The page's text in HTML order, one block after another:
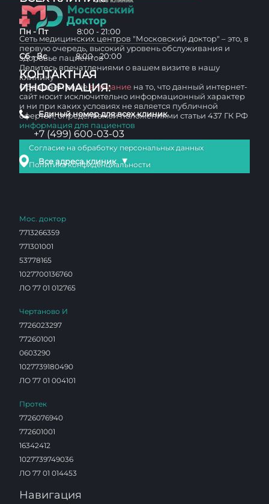
Пн - Пт 8:00 - 21:00
Сб - Вс 8:00 - 20:00
КОНТАКТНАЯ
ИНФОРМАЦИЯ:
Единый номер для всех клиник
+7 (499) 600-03-03
Все адреса клиник ▼
Сеть медицинских центров "Московский доктор" – это, в
первую очередь, высокий уровень обслуживания и
здоровье пациентов
Делитесь впечатлениями о вашем визите в нашу
клинику
Обращаем вашевнимание на то, что данный интернет-
сайт носит исключительно информационный характер
и ни при каких условиях не является публичной
офертой, определяемой положениями статьи 437 ГК РФ
информация для пациентов
Согласие на обработку персональных данных
Политика конфиденциальности
Мос. доктор
7713266359
771301001
53778165
1027700136760
ЛО 77 01 012765
Чертаново И
7726023297
772601001
0603290
1027739180490
ЛО 77 01 004101
Протек
7726076940
772601001
16342412
1027739749036
ЛО 77 01 014453
Навигация